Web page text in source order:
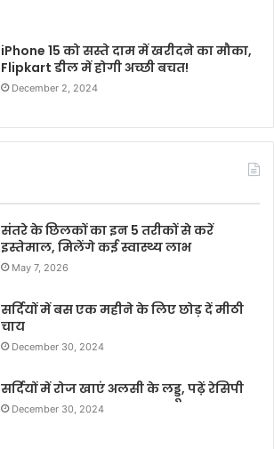
iPhone 15 को सस्ते दाम में खरीदने का मौका,
Flipkart डील में होगी अच्छी बचत!
December 2, 2024
संतरे के छिलकों का इन 5 तरीकों से करें
इस्तेमाल, मिलेंगे कई स्वास्थ्य लाभ
May 7, 2026
सर्दियों में बस एक महीने के लिए छोड़ दें मीठी
चाय
December 30, 2024
सर्दियों में रोज खाएं अलसी के लड्डू, पढ़ें रेसिपी
December 30, 2024